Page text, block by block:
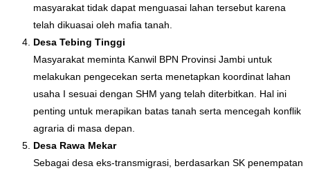
masyarakat tidak dapat menguasai lahan tersebut karena
telah dikuasai oleh mafia tanah.
Desa Tebing Tinggi
Masyarakat meminta Kanwil BPN Provinsi Jambi untuk
melakukan pengecekan serta menetapkan koordinat lahan
usaha I sesuai dengan SHM yang telah diterbitkan. Hal ini
penting untuk merapikan batas tanah serta mencegah konflik
agraria di masa depan.
Desa Rawa Mekar
Sebagai desa eks-transmigrasi, berdasarkan SK penempatan